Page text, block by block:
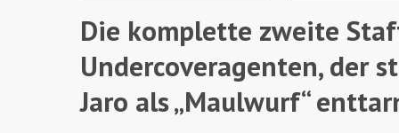
Die komplette zweite
Undercoveragenten, der
Jaro als „Maulwurf“